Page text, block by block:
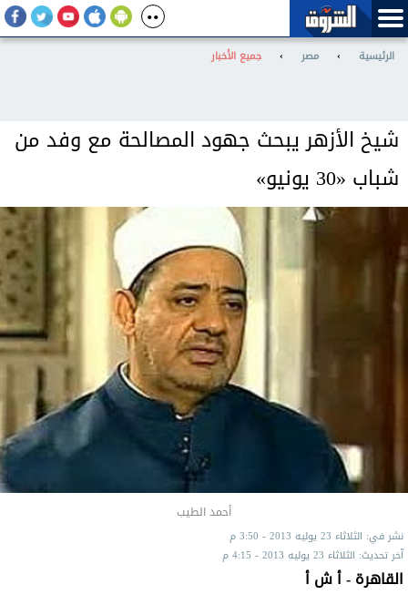
الرئيسية › مصر › جميع الأخبار
شيخ الأزهر يبحث جهود المصالحة مع وفد من
شباب «30 يونيو»
أحمد الطيب
نشر في: الثلاثاء 23 يوليه 2013 - 3:50 م
آخر تحديث: الثلاثاء 23 يوليه 2013 - 4:15 م
القاهرة - أ ش أ